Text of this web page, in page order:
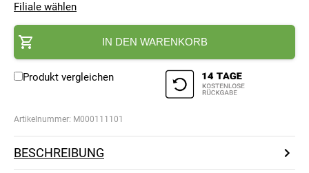
Filiale wählen
IN DEN WARENKORB
Produkt vergleichen
Artikelnummer: M000111101
BESCHREIBUNG